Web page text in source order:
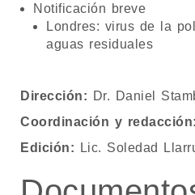
Notificación breve
Londres: virus de la
aguas residuales
Dirección: Dr. Daniel
Coordinación y redacción:
Edición: Lic. Soledad